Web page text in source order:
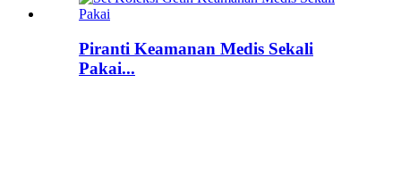
Piranti Keamanan Medis Sekali
Pakai...